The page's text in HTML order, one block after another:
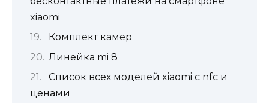
xiaomi
Комплект камер
Линейка mi 8
Список всех моделей xiaomi с nfc и
ценами